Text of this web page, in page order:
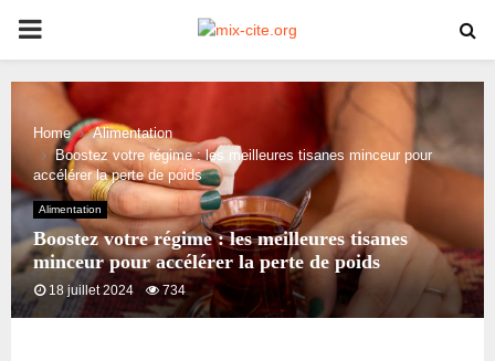
PRIMARY
MENU
Home
Alimentation
Boostez votre régime : les meilleures tisanes minceur pour
accélérer la perte de poids
Alimentation
Boostez votre régime : les meilleures tisanes
minceur pour accélérer la perte de poids
18 juillet 2024 734